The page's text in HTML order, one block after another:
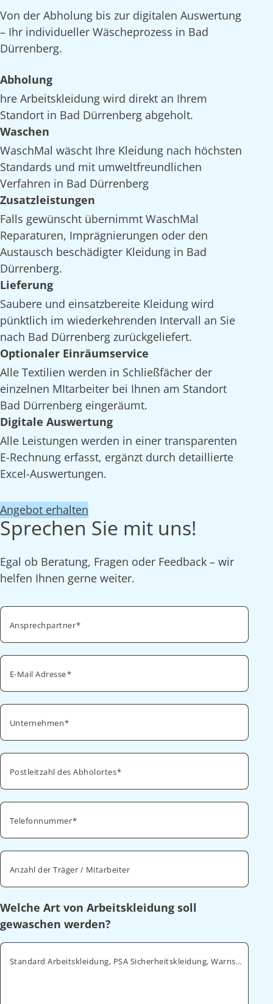
Von der Abholung bis zur digitalen Auswertung
– Ihr individueller Wäscheprozess in Bad
Dürrenberg.
Abholung
hre Arbeitskleidung wird direkt an Ihrem
Standort in Bad Dürrenberg abgeholt.
Waschen
WaschMal wäscht Ihre Kleidung nach höchsten
Standards und mit umweltfreundlichen
Verfahren in Bad Dürrenberg
Zusatzleistungen
Falls gewünscht übernimmt WaschMal
Reparaturen, Imprägnierungen oder den
Austausch beschädigter Kleidung in Bad
Dürrenberg.
Lieferung
Saubere und einsatzbereite Kleidung wird
pünktlich im wiederkehrenden Intervall an Sie
nach Bad Dürrenberg zurückgeliefert.
Optionaler Einräumservice
Alle Textilien werden in Schließfächer der
einzelnen MItarbeiter bei Ihnen am Standort
Bad Dürrenberg eingeräumt.
Digitale Auswertung
Alle Leistungen werden in einer transparenten
E-Rechnung erfasst, ergänzt durch detaillierte
Excel-Auswertungen.
Angebot erhalten
Sprechen Sie mit uns!
Egal ob Beratung, Fragen oder Feedback – wir
helfen Ihnen gerne weiter.
Ansprechpartner
E-Mail Adresse
Unternehmen
Postleitzahl des Abholortes
Telefonnummer
Anzahl der Träger / Mitarbeiter
Welche Art von Arbeitskleidung soll
gewaschen werden?
Standard Arbeitskleidung, PSA Sicherheitskleidung, Warnschutz, ESD